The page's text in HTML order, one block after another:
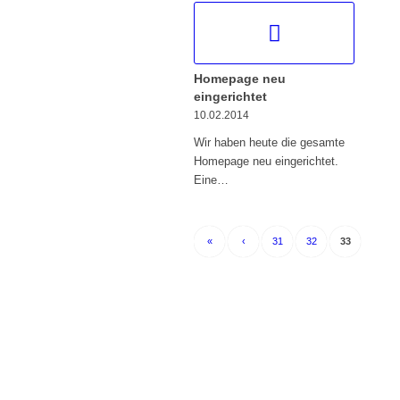
Homepage neu
eingerichtet
10.02.2014
Wir haben heute die gesamte
Homepage neu eingerichtet.
Eine…
« ‹ 31 32 33